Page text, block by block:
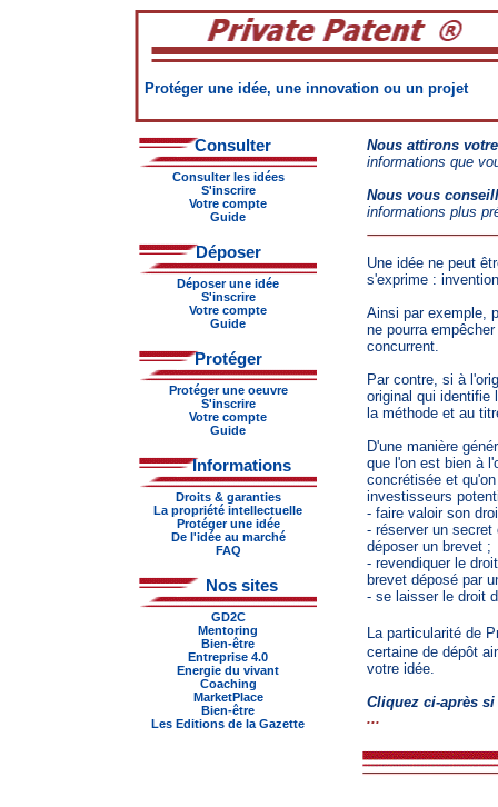
Protéger une idée, une innovation ou un projet
Consulter
Consulter les idées
S'inscrire
Votre compte
Guide
Déposer
Déposer une idée
S'inscrire
Votre compte
Guide
Protéger
Protéger une oeuvre
S'inscrire
Votre compte
Guide
Informations
Droits & garanties
La propriété intellectuelle
Protéger une idée
De l'idée au marché
FAQ
Nos sites
GD2C
Mentoring
Bien-être
Entreprise 4.0
Energie du vivant
Coaching
MarketPlace
Bien-être
Les Editions de la Gazette
Nous attirons
informations que
Nous vous
informations plus
Une idée ne peut
s'exprime :
Ainsi par exemple,
ne pourra
concurrent.
Par contre, si à
original qui identifie
la méthode et au
D'une manière
que l'on est bien à
concrétisée et
investisseurs
- faire valoir son
- réserver un secret
déposer un brevet ;
- revendiquer le
brevet déposé par
- se laisser le droit
La particularité de
certaine de dépôt
votre idée.
Cliquez ci-après
...